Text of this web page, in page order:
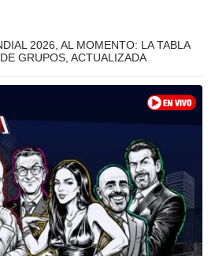
2026, AL MOMENTO: LA TABLA
GRUPOS, ACTUALIZADA